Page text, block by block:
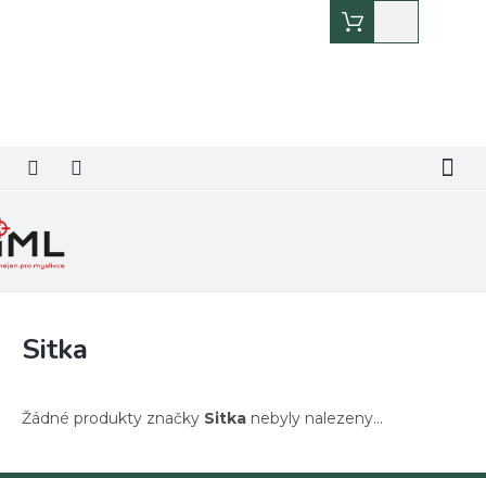
košík
Sitka
Žádné produkty značky Sitka nebyly nalezeny...